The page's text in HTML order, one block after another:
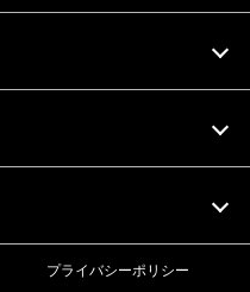
プライバシーポリシー